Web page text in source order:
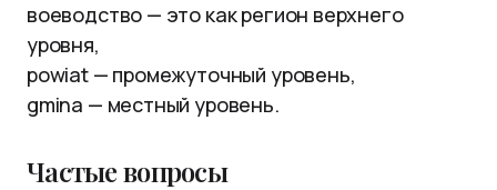
воеводство — это как регион верхнего
уровня,
powiat — промежуточный уровень,
gmina — местный уровень.
Частые вопросы